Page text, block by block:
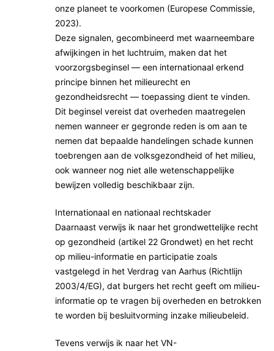
onze planeet te voorkomen (Europese Commissie,
2023).
Deze signalen, gecombineerd met waarneembare
afwijkingen in het luchtruim, maken dat het
voorzorgsbeginsel — een internationaal erkend
principe binnen het milieurecht en
gezondheidsrecht — toepassing dient te vinden.
Dit beginsel vereist dat overheden maatregelen
nemen wanneer er gegronde reden is om aan te
nemen dat bepaalde handelingen schade kunnen
toebrengen aan de volksgezondheid of het milieu,
ook wanneer nog niet alle wetenschappelijke
bewijzen volledig beschikbaar zijn.
Internationaal en nationaal rechtskader
Daarnaast verwijs ik naar het grondwettelijke recht
op gezondheid (artikel 22 Grondwet) en het recht
op milieu-informatie en participatie zoals
vastgelegd in het Verdrag van Aarhus (Richtlijn
2003/4/EG), dat burgers het recht geeft om milieu-
informatie op te vragen bij overheden en betrokken
te worden bij besluitvorming inzake milieubeleid.
Tevens verwijs ik naar het VN-